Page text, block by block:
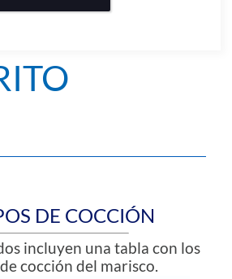
DE COCCIÓN
incluyen una tabla con los
cocción del marisco.